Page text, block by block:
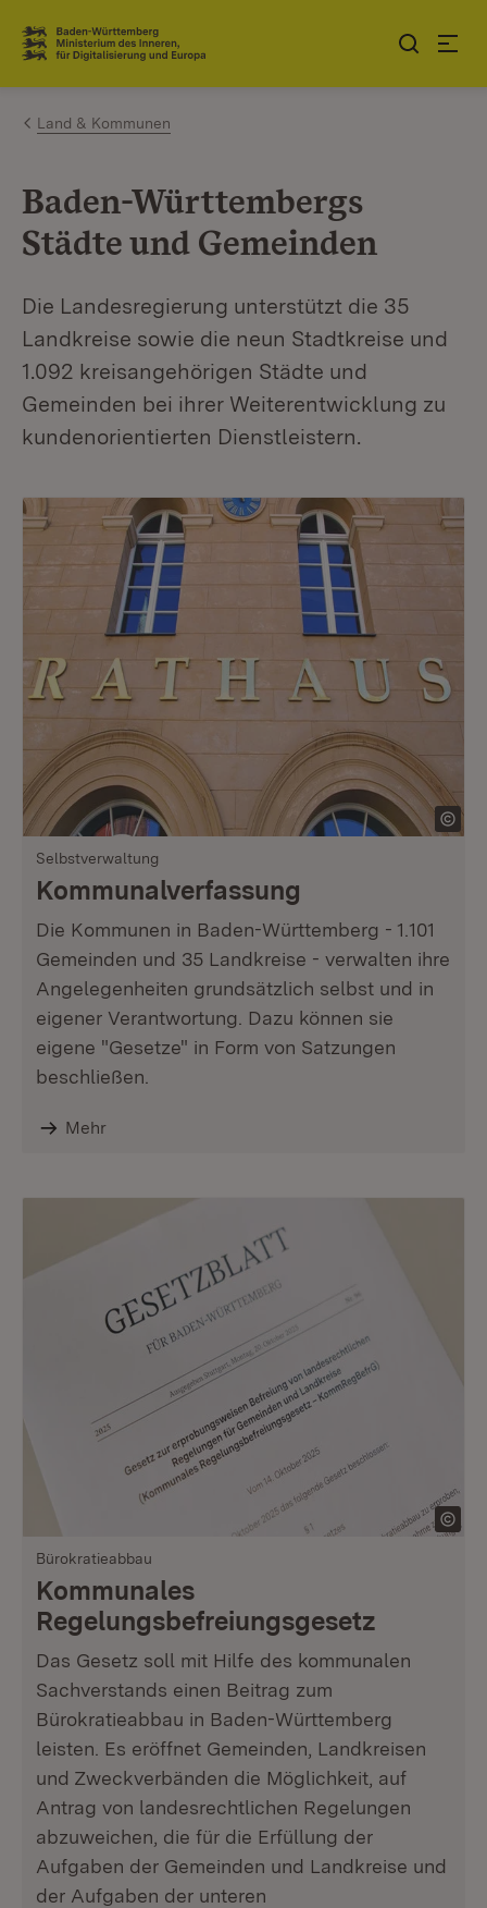
Zum Inhalt springen
Link zur Startseite
Land & Kommunen
Baden-Württembergs
Städte und Gemeinden
Die Landesregierung unterstützt die 35
Landkreise sowie die neun Stadtkreise und
1.092 kreisangehörigen Städte und
Gemeinden bei ihrer Weiterentwicklung zu
kundenorientierten Dienstleistern.
Selbstverwaltung
Kommunalverfassung
Die Kommunen in Baden-Württemberg - 1.101
Gemeinden und 35 Landkreise - verwalten ihre
Angelegenheiten grundsätzlich selbst und in
eigener Verantwortung. Dazu können sie
eigene "Gesetze" in Form von Satzungen
beschließen.
Mehr
Bürokratieabbau
Kommunales
Regelungsbefreiungsgesetz
Das Gesetz soll mit Hilfe des kommunalen
Sachverstands einen Beitrag zum
Bürokratieabbau in Baden-Württemberg
leisten. Es eröffnet Gemeinden, Landkreisen
und Zweckverbänden die Möglichkeit, auf
Antrag von landesrechtlichen Regelungen
abzuweichen, die für die Erfüllung der
Aufgaben der Gemeinden und Landkreise und
der Aufgaben der unteren